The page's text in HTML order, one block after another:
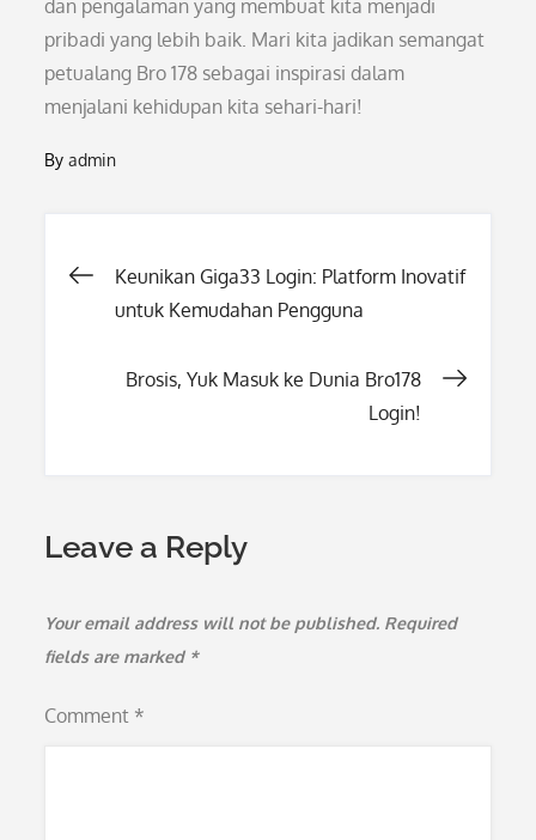
dan pengalaman yang membuat kita menjadi
pribadi yang lebih baik. Mari kita jadikan semangat
petualang Bro 178 sebagai inspirasi dalam
menjalani kehidupan kita sehari-hari!
Byadmin
Post
Keunikan Giga33 Login: Platform Inovatif
untuk Kemudahan Pengguna
Brosis, Yuk Masuk ke Dunia Bro178
Login!
Leave a Reply
Your email address will not be published. Required
fields are marked *
Comment *